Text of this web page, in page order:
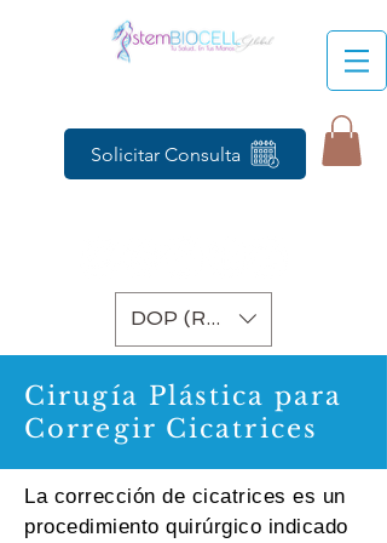
Solicitar Consulta
DOP (RD$)
Cirugía Plástica para
Corregir Cicatrices
La corrección de cicatrices es un
procedimiento quirúrgico indicado